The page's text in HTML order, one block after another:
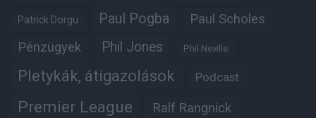
Patrick Dorgu Paul Pogba Paul Scholes
Pénzügyek Phil Jones Phil Neville
Pletykák, átigazolások Podcast
Premier League Ralf Rangnick